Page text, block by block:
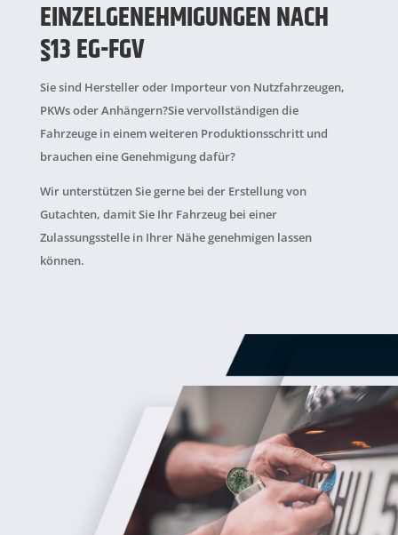
EINZELGENEHMIGUNGEN NACH
§13 EG-FGV
Sie sind Hersteller oder Importeur von Nutzfahrzeugen,
PKWs oder Anhängern?Sie vervollständigen die
Fahrzeuge in einem weiteren Produktionsschritt und
brauchen eine Genehmigung dafür?
Wir unterstützen Sie gerne bei der Erstellung von
Gutachten, damit Sie Ihr Fahrzeug bei einer
Zulassungsstelle in Ihrer Nähe genehmigen lassen
können.